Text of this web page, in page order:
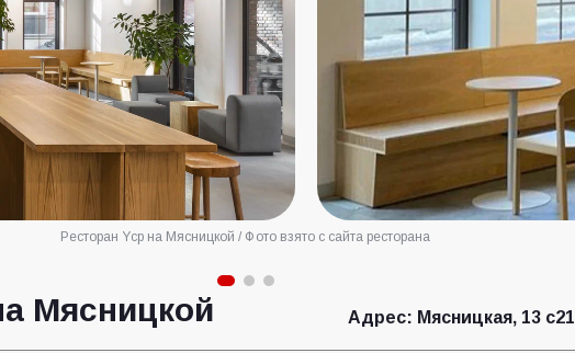
Ресторан Ycp на Мясницкой / Фото взято с сайта ресторана
Мясницкой Адрес: Мясницкая, 13 с21